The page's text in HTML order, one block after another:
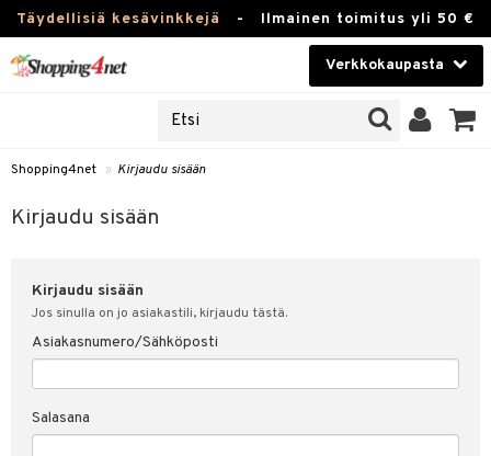
Täydellisiä kesävinkkejä - Ilmainen toimitus yli 50 €
Verkkokaupasta
Piilolinssit
Luontaistuotteet
Fitness
Koti & Sisustus
Lelut, Lapsi & Vauva
Tuotemerkkejä
Shopping4net » Kirjaudu sisään
Kirjaudu sisään
Kirjaudu sisään
Jos sinulla on jo asiakastili, kirjaudu tästä.
Asiakasnumero/Sähköposti
Salasana
sisään
& vastauksia
myyntiehdot